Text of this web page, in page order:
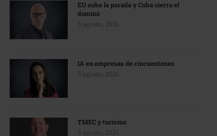
EU sube la parada y Cuba cierra el
dominó
3 agosto, 2026
IA en empresas de cincuentones
3 agosto, 2026
TMEC y turismo
3 agosto, 2026